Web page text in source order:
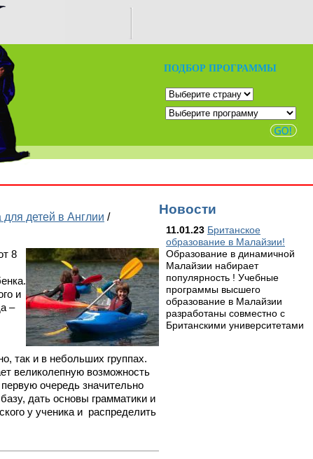
ПОДБОР ПРОГРАММЫ
детей в Англии /
8
и
–
так и в небольших группах.
великолепную возможность
очередь значительно
дать основы грамматики и
у ученика и распределить
Новости
11.01.23 Британское
образование в Малайзии!
Образование в динамичной
Малайзии набирает
популярность ! Учебные
программы высшего
образование в Малайзии
разработаны совместно с
Британскими университетами